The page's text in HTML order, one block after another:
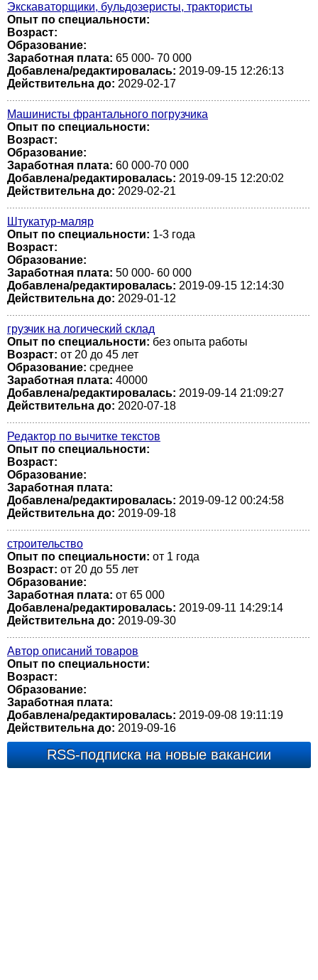
Экскаваторщики, бульдозеристы, трактористы
Опыт по специальности:
Возраст:
Образование:
Заработная плата: 65 000- 70 000
Добавлена/редактировалась: 2019-09-15 12:26:13
Действительна до: 2029-02-17
Машинисты франтального погрузчика
Опыт по специальности:
Возраст:
Образование:
Заработная плата: 60 000-70 000
Добавлена/редактировалась: 2019-09-15 12:20:02
Действительна до: 2029-02-21
Штукатур-маляр
Опыт по специальности: 1-3 года
Возраст:
Образование:
Заработная плата: 50 000- 60 000
Добавлена/редактировалась: 2019-09-15 12:14:30
Действительна до: 2029-01-12
грузчик на логический склад
Опыт по специальности: без опыта работы
Возраст: от 20 до 45 лет
Образование: среднее
Заработная плата: 40000
Добавлена/редактировалась: 2019-09-14 21:09:27
Действительна до: 2020-07-18
Редактор по вычитке текстов
Опыт по специальности:
Возраст:
Образование:
Заработная плата:
Добавлена/редактировалась: 2019-09-12 00:24:58
Действительна до: 2019-09-18
строительство
Опыт по специальности: от 1 года
Возраст: от 20 до 55 лет
Образование:
Заработная плата: от 65 000
Добавлена/редактировалась: 2019-09-11 14:29:14
Действительна до: 2019-09-30
Автор описаний товаров
Опыт по специальности:
Возраст:
Образование:
Заработная плата:
Добавлена/редактировалась: 2019-09-08 19:11:19
Действительна до: 2019-09-16
RSS-подписка на новые вакансии